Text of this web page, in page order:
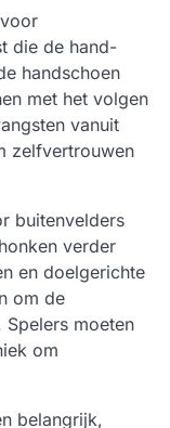
die de hand-
handschoen
met het volgen
vanuit
zelfvertrouwen
buitenvelders
verder
en doelgerichte
om de
moeten
om
belangrijk,